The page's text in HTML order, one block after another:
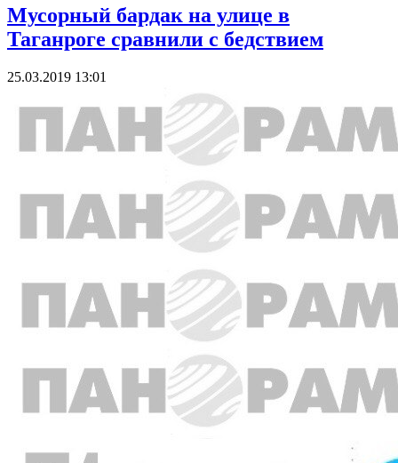
Мусорный бардак на улице в
Таганроге сравнили с бедствием
25.03.2019 13:01